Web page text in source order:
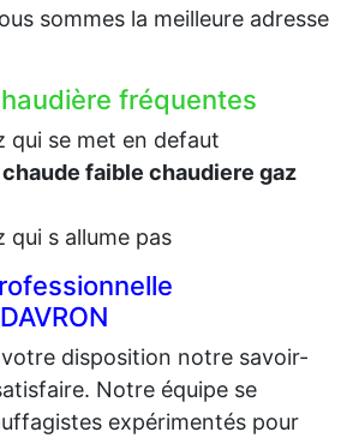
sommes la meilleure adresse
fréquentes
qui se met en defaut
faible chaudiere gaz
qui s allume pas
disposition notre savoir-
Notre équipe se
expérimentés pour